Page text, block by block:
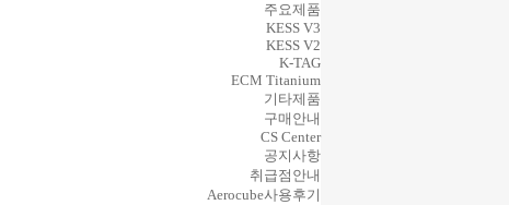
주요제품
KESS V3
KESS V2
K-TAG
ECM Titanium
기타제품
구매안내
CS Center
공지사항
취급점안내
Aerocube사용후기